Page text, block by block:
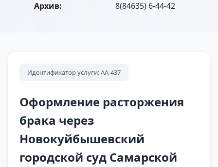
Архив:
8(84635) 6-44-42
Идентификатор услуги: АА-437
Оформление расторжения
брака через
Новокуйбышевский
городской суд Самарской